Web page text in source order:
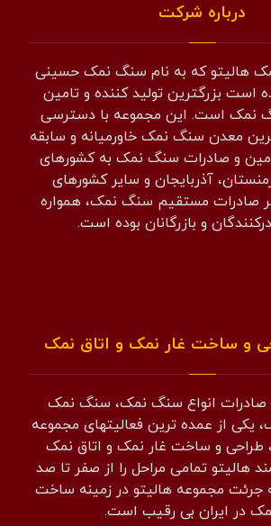
درباره شرکت
هالیتو که به نام سنگ نمک حسینی
است بزرگترین تولید کننده و تامین
نمک است. این مجموعه با دسترسی
معدن سنگ نمک خاورمیانه و سابقه
و صادرات سنگ نمک به کشورهای
آذربایجان و سایر کشورهای
بر صادرات مستقیم سنگ نمک، همواره
و بازرگانان بوده است.
و ساخت غار نمک و اتاق نمک
و صادرات انواع سنگ نمک، سنگ نمک
یکی از عمده ترین فعالیتهای مجموعه
طراحی و ساخت غار نمک و اتاق نمک
هالیتو تمامی مراحل را از صفر تا صد
جرئت مجموعه هالیتو در زمینه ساخت
در ایران بی رقیب است.